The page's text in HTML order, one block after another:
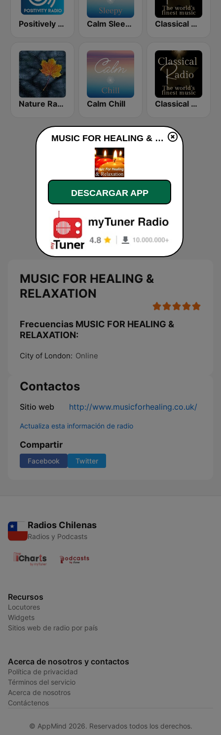
Positively Sleep Relax Calm Sleepy Classical Radio - Sleep Baby
Nature Radio Rain Calm Chill Classical Radio - Sleep
MUSIC FOR HEALING &
RELAXATION
Frecuencias MUSIC FOR HEALING &
RELAXATION:
City of London: Online
Contactos
Sitio web http://www.musicforhealing.co.uk/
Actualiza esta información de radio
Compartir
Facebook Twitter
Radios Chilenas
Radios y Podcasts
Recursos
Locutores
Widgets
Sitios web de radio por país
Acerca de nosotros y contactos
Política de privacidad
Términos del servicio
Acerca de nosotros
Contáctenos
© AppMind 2026. Reservados todos los derechos.
MUSIC FOR HEALING & RELAXATION en vivo
DESCARGAR APP